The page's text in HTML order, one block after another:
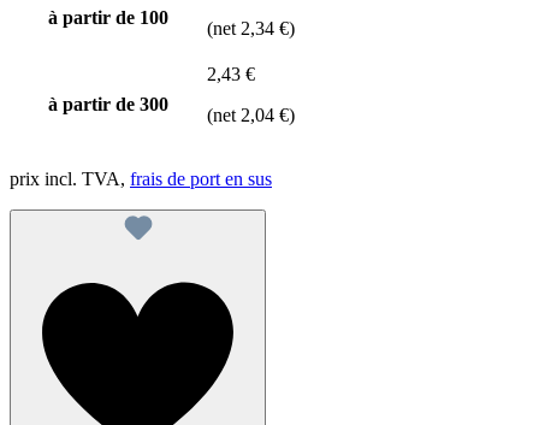
à partir de 100
(net 2,34 €)
à partir de 300
2,43 €
(net 2,04 €)
prix incl. TVA, frais de port en sus